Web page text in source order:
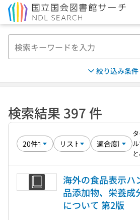
絞り込み条件
検索結果 397 件
海外の食品表示ハ
品添加物、栄養成
について 第2版